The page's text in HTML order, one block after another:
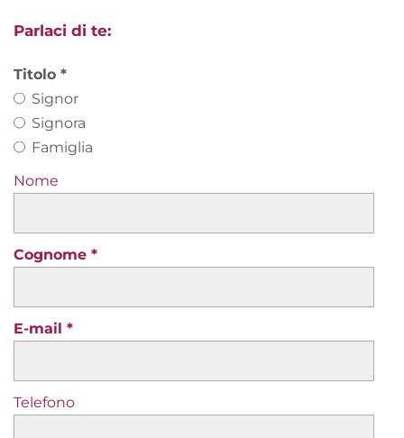
Parlaci di te:
Titolo
Signor
Signora
Famiglia
Nome
Cognome
E-mail
Telefono